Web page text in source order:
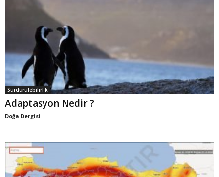
Sürdürülebilirlik
Adaptasyon Nedir ?
Doğa Dergisi